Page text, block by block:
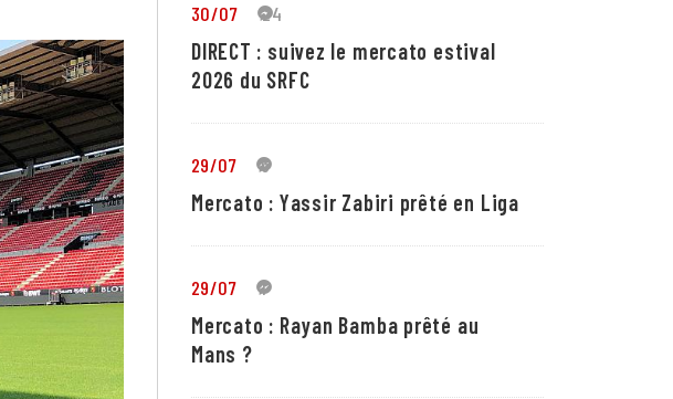
30/07 24
DIRECT : suivez le mercato estival
2026 du SRFC
29/07 5
Mercato : Yassir Zabiri prêté en Liga
29/07 1
Mercato : Rayan Bamba prêté au
Mans ?